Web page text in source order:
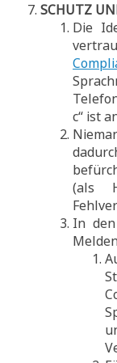
SCHUTZ
Die
c“ ist
(als
In